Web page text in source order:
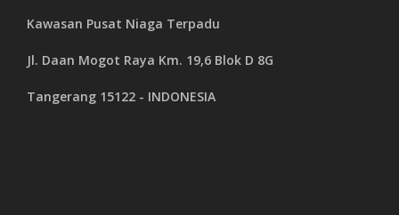
Kawasan Pusat Niaga Terpadu
Jl. Daan Mogot Raya Km. 19,6 Blok D 8G
Tangerang 15122 - INDONESIA